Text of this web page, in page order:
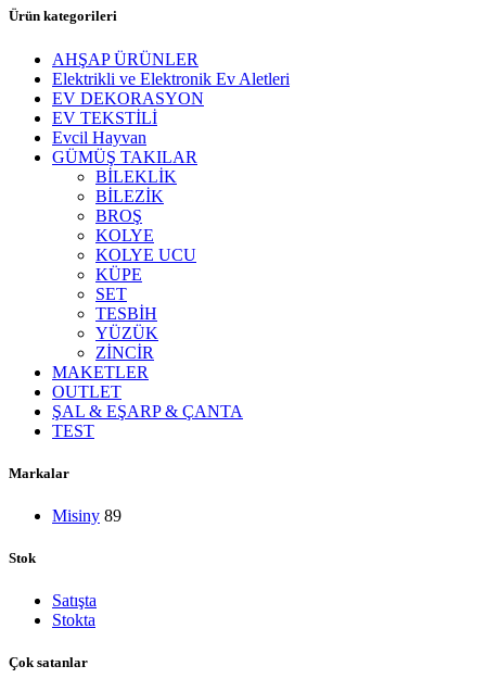
Ürün kategorileri
AHŞAP ÜRÜNLER
Elektrikli ve Elektronik Ev Aletleri
EV DEKORASYON
EV TEKSTİLİ
Evcil Hayvan
GÜMÜŞ TAKILAR
BİLEKLİK
BİLEZİK
BROŞ
KOLYE
KOLYE UCU
KÜPE
SET
TESBİH
YÜZÜK
ZİNCİR
MAKETLER
OUTLET
ŞAL & EŞARP & ÇANTA
TEST
Markalar
Misiny 89
Stok
Satışta
Stokta
Çok satanlar